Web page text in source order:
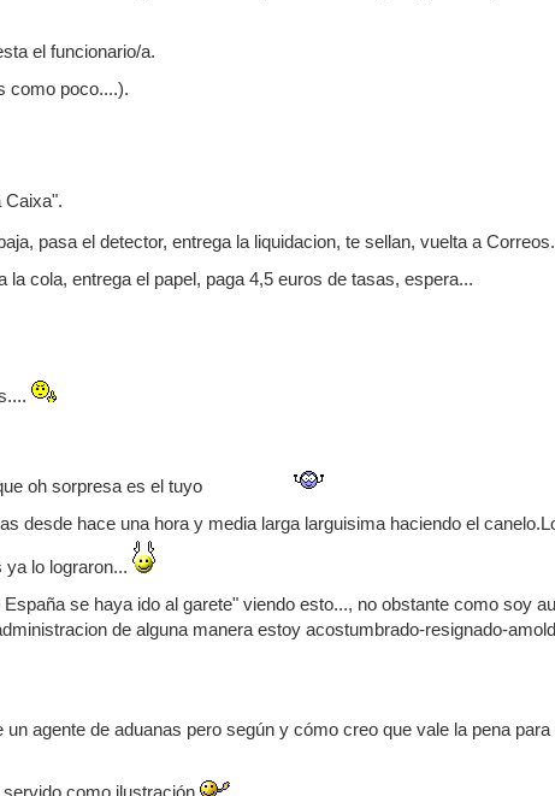
el funcionario/a.
como poco....).
Caixa".
pasa el detector, entrega la liquidacion, te sellan, vuelta a
cola, entrega el papel, paga 4,5 euros de tasas, espera...
oh sorpresa es el tuyo
desde hace una hora y media larga larguisima haciendo el
ya lo lograron...
se haya ido al garete" viendo esto..., no obstante como soy
de alguna manera estoy acostumbrado-resignado-
agente de aduanas pero según y cómo creo que vale la pena para